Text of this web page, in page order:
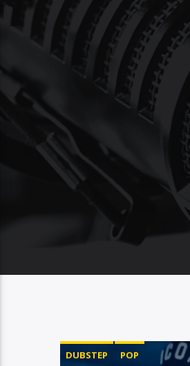
DUBSTEP POP